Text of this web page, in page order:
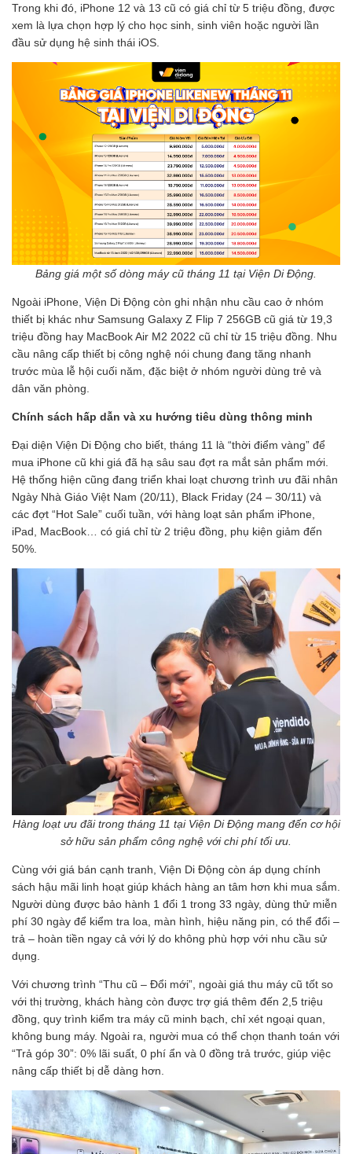
Trong khi đó, iPhone 12 và 13 cũ có giá chỉ từ 5 triệu đồng, được
xem là lựa chọn hợp lý cho học sinh, sinh viên hoặc người lần
đầu sử dụng hệ sinh thái iOS.
Bảng giá một số dòng máy cũ tháng 11 tại Viện Di Động.
Ngoài iPhone, Viện Di Động còn ghi nhận nhu cầu cao ở nhóm
thiết bị khác như Samsung Galaxy Z Flip 7 256GB cũ giá từ 19,3
triệu đồng hay MacBook Air M2 2022 cũ chỉ từ 15 triệu đồng. Nhu
cầu nâng cấp thiết bị công nghệ nói chung đang tăng nhanh
trước mùa lễ hội cuối năm, đặc biệt ở nhóm người dùng trẻ và
dân văn phòng.
Chính sách hấp dẫn và xu hướng tiêu dùng thông minh
Đại diện Viện Di Động cho biết, tháng 11 là “thời điểm vàng” để
mua iPhone cũ khi giá đã hạ sâu sau đợt ra mắt sản phẩm mới.
Hệ thống hiện cũng đang triển khai loạt chương trình ưu đãi nhân
Ngày Nhà Giáo Việt Nam (20/11), Black Friday (24 – 30/11) và
các đợt “Hot Sale” cuối tuần, với hàng loạt sản phẩm iPhone,
iPad, MacBook… có giá chỉ từ 2 triệu đồng, phụ kiện giảm đến
50%.
Hàng loạt ưu đãi trong tháng 11 tại Viện Di Động mang đến cơ hội
sở hữu sản phẩm công nghệ với chi phí tối ưu.
Cùng với giá bán cạnh tranh, Viện Di Động còn áp dụng chính
sách hậu mãi linh hoạt giúp khách hàng an tâm hơn khi mua sắm.
Người dùng được bảo hành 1 đổi 1 trong 33 ngày, dùng thử miễn
phí 30 ngày để kiểm tra loa, màn hình, hiệu năng pin, có thể đổi –
trả – hoàn tiền ngay cả với lý do không phù hợp với nhu cầu sử
dụng.
Với chương trình “Thu cũ – Đổi mới”, ngoài giá thu máy cũ tốt so
với thị trường, khách hàng còn được trợ giá thêm đến 2,5 triệu
đồng, quy trình kiểm tra máy cũ minh bạch, chỉ xét ngoại quan,
không bung máy. Ngoài ra, người mua có thể chọn thanh toán với
“Trả góp 30”: 0% lãi suất, 0 phí ẩn và 0 đồng trả trước, giúp việc
nâng cấp thiết bị dễ dàng hơn.